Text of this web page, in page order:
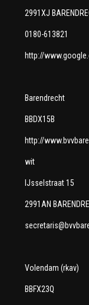
2991XJ
0180-613821
http://
Barendrecht
BBDX15B
http://
wit
IJsselstraat 15
2991AN
Volendam (rkav)
BBFX23Q